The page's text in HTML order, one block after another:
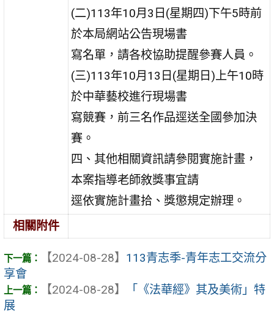
(二)113年10月3日(星期四)下午5時前
於本局網站公告現場書
寫名單，請各校協助提醒參賽人員。
(三)113年10月13日(星期日)上午10時
於中華藝校進行現場書
寫競賽，前三名作品逕送全國參加決
賽。
四、其他相關資訊請參閱實施計畫，
本案指導老師敘獎事宜請
逕依實施計畫拾、獎懲規定辦理。
相關附件
【2024-08-28】 113青志季-青年志工交流分
享會
【2024-08-28】
「《法華經》其及美術」特
展